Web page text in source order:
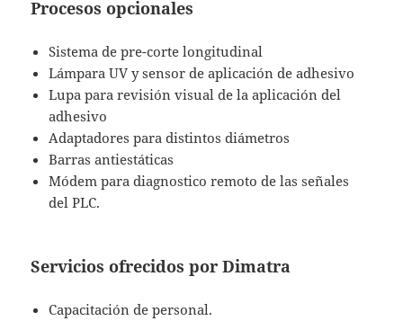
Procesos opcionales
Sistema de pre-corte longitudinal
Lámpara UV y sensor de aplicación de adhesivo
Lupa para revisión visual de la aplicación del
adhesivo
Adaptadores para distintos diámetros
Barras antiestáticas
Módem para diagnostico remoto de las señales
del PLC.
Servicios ofrecidos por Dimatra
Capacitación de personal.